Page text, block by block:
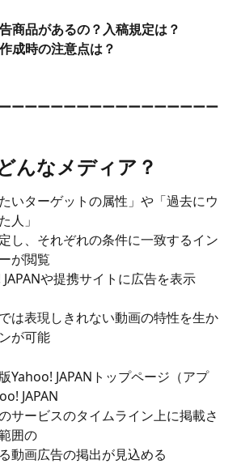
商品があるの？入稿規定は？
成時の注意点は？
ーーーーーーーーーーーーーーーー
んなメディア？
いターゲットの属性」や「過去にウ
人」
し、それぞれの条件に一致するイン
が閲覧
や提携サイトに広告を表示
は表現しきれない動画の特性を生か
が可能
Yahoo! JAPANトップページ（アプ
JAPAN
サービスのタイムライン上に掲載さ
囲の
動画広告の掲出が見込める